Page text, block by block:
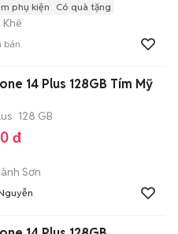
phụ kiện Có quà tặng
Khê
bán
14 Plus 128GB Tím Mỹ
128 GB
đ
Sơn